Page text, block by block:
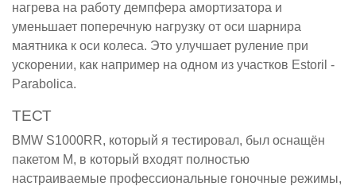
нагрева на работу демпфера амортизатора и
уменьшает поперечную нагрузку от оси шарнира
маятника к оси колеса. Это улучшает руление при
ускорении, как например на одном из участков Estoril -
Parabolica.
ТЕСТ
BMW S1000RR, который я тестировал, был оснащён
пакетом M, в который входят полностью
настраиваемые профессиональные гоночные режимы,